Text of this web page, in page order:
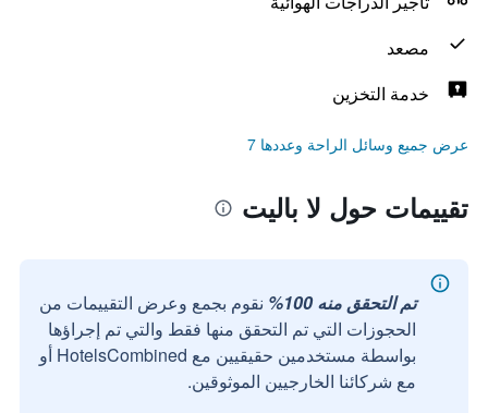
مصعد
خدمة التخزين
عرض جميع وسائل الراحة وعددها 7
تقييمات حول لا باليت
تم التحقق منه 100%
نقوم بجمع وعرض التقييمات من
الحجوزات التي تم التحقق منها فقط والتي تم إجراؤها
بواسطة مستخدمين حقيقيين مع HotelsCombined أو
مع شركائنا الخارجيين الموثوقين.